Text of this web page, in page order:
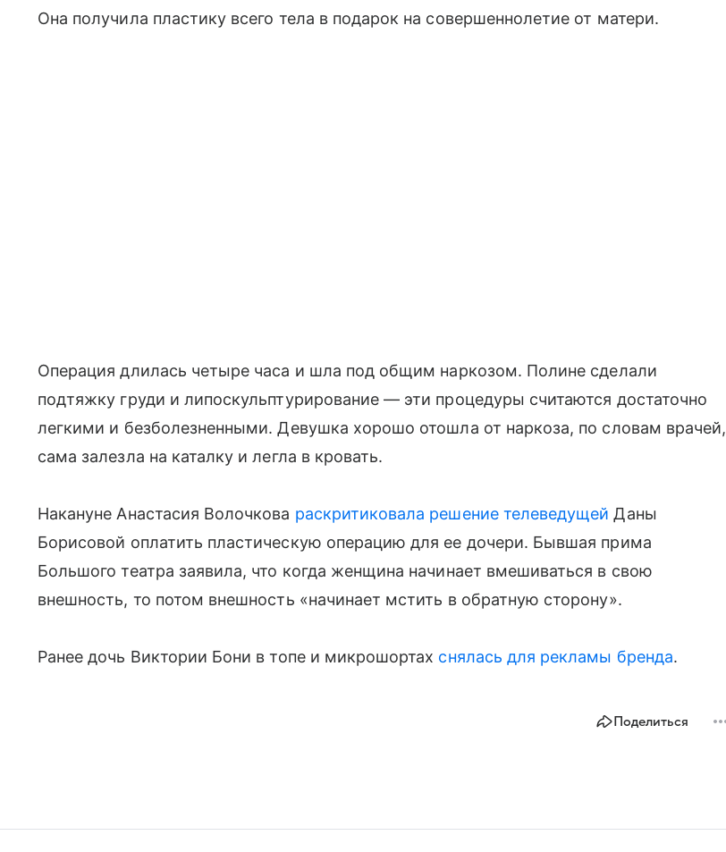
Она получила пластику всего тела в подарок на совершеннолетие от матери.
Операция длилась четыре часа и шла под общим наркозом. Полине сделали
подтяжку груди и липоскульптурирование — эти процедуры считаются достаточно
легкими и безболезненными. Девушка хорошо отошла от наркоза, по словам врачей,
сама залезла на каталку и легла в кровать.
Накануне Анастасия Волочкова раскритиковала решение телеведущей Даны
Борисовой оплатить пластическую операцию для ее дочери. Бывшая прима
Большого театра заявила, что когда женщина начинает вмешиваться в свою
внешность, то потом внешность «начинает мстить в обратную сторону».
Ранее дочь Виктории Бони в топе и микрошортах снялась для рекламы бренда.
Поделиться